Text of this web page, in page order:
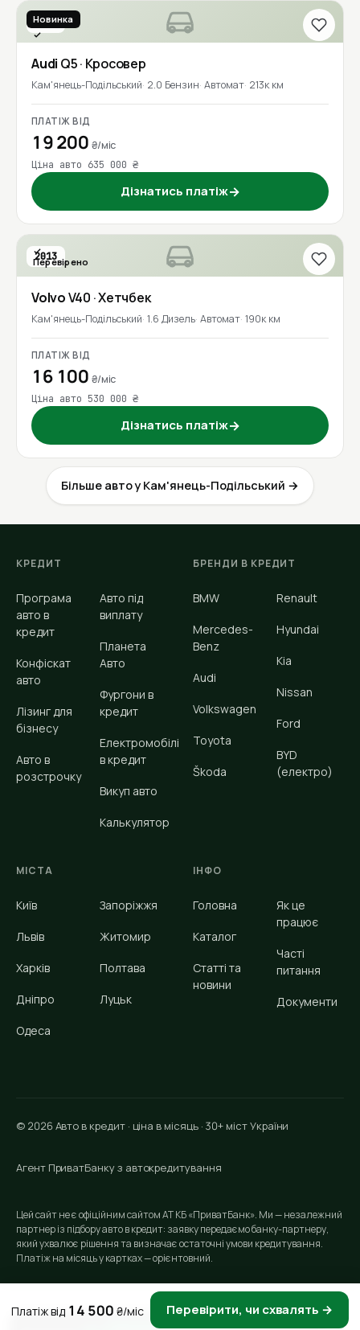
2016
Новинка
Перевірено
Audi Q5· Кросовер
Кам'янець-Подільський 2.0 Бензин Автомат 213к км
ПЛАТІЖ ВІД
19 200 ₴/міс
Ціна авто 635 000 ₴
Дізнатись платіж→
2013
Перевірено
VolvoV40 · Хетчбек
Кам'янець-Подільський 1.6 Дизель Автомат 190к км
ПЛАТІЖ ВІД
16 100 ₴/міс
Ціна авто 530 000 ₴
Дізнатись платіж→
Більше авто у Кам'янець-Подільський →
Платіж від 14 500 ₴/міс Перевірити, чи схвалять →
КРЕДИТ
Програма
авто в
кредит
Конфіскат
авто
Лізинг для
бізнесу
Авто в
розстрочку
Авто під
виплату
Планета
Авто
Фургони в
кредит
Електромобілі
в кредит
Викуп авто
Калькулятор
БРЕНДИ В КРЕДИТ
BMW
Mercedes-
Benz
Audi
Volkswagen
Toyota
Škoda
Renault
Hyundai
Kia
Nissan
Ford
BYD
(електро)
МІСТА
Київ
Львів
Харків
Дніпро
Одеса
Запоріжжя
Житомир
Полтава
Луцьк
ІНФО
Головна
Каталог
Статті та
новини
Як це
працює
Часті
питання
Документи
© 2026 Авто в кредит · ціна в місяць · 30+ міст України
Агент ПриватБанку з автокредитування
Цей сайт не є офіційним сайтом АТ КБ «ПриватБанк». Ми — незалежний
партнер із підбору авто в кредит: заявку передаємо банку-партнеру,
який ухвалює рішення та визначає остаточні умови кредитування.
Платіж на місяць у картках — орієнтовний.